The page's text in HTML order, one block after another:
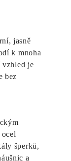
jasně
k mnoha
vzhled je
bez
šperků,
a